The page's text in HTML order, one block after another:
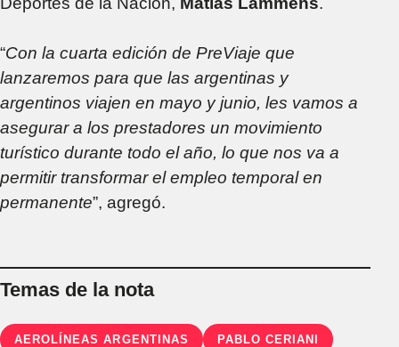
“Con la cuarta edición de PreViaje que
lanzaremos para que las argentinas y
argentinos viajen en mayo y junio, les vamos a
asegurar a los prestadores un movimiento
turístico durante todo el año, lo que nos va a
permitir transformar el empleo temporal en
permanente”, agregó.
Temas de la nota
AEROLÍNEAS ARGENTINAS PABLO CERIANI